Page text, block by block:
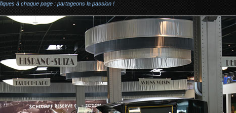
à chaque page : partageons la passion !